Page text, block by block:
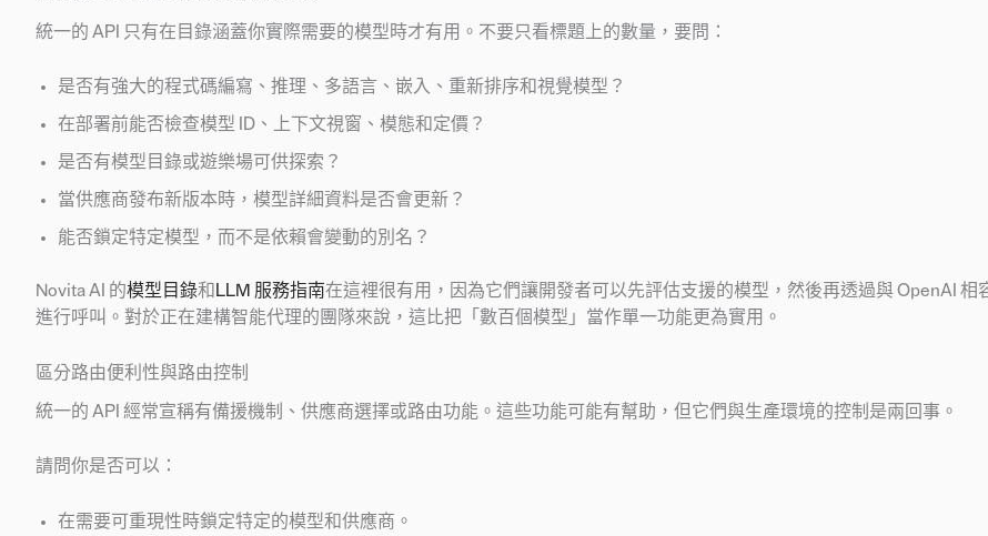
統一的 API 只有在目錄涵蓋你實際需要的模型時才有用。不要只看標題上的數量，要問：
是否有強大的程式碼編寫、推理、多語言、嵌入、重新排序和視覺模型？
在部署前能否檢查模型 ID、上下文視窗、模態和定價？
是否有模型目錄或遊樂場可供探索？
當供應商發布新版本時，模型詳細資料是否會更新？
能否鎖定特定模型，而不是依賴會變動的別名？
Novita AI 的模型目錄和 LLM 服務指南在這裡很有用，因為它們讓開發者可以先評估支援的模型，然後再透過與 OpenAI 相
進行呼叫。對於正在建構智能代理的團隊來說，這比把「數百個模型」當作單一功能更為實用。
區分路由便利性與路由控制
統一的 API 經常宣稱有備援機制、供應商選擇或路由功能。這些功能可能有幫助，但它們與生產環境的控制是兩回事。
請問你是否可以：
在需要可重現性時鎖定特定的模型和供應商。